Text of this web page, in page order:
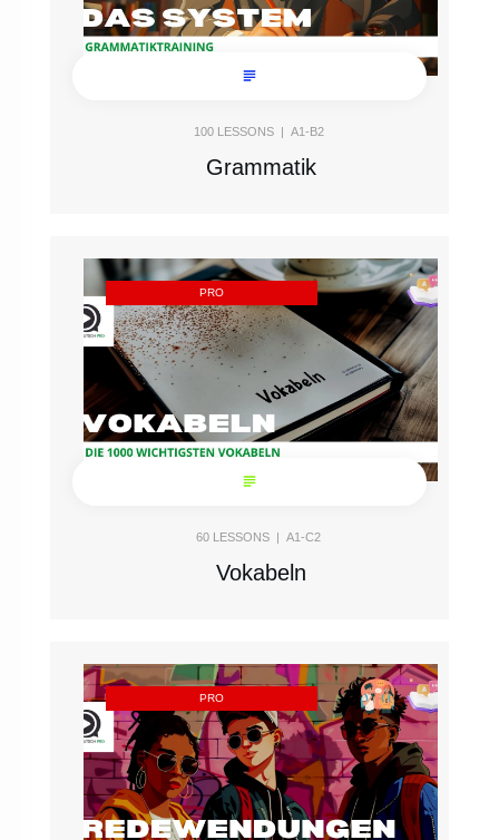
100LESSONS | A1-B2
Grammatik
PRO
60 LESSONS | A1-C2
Vokabeln
PRO